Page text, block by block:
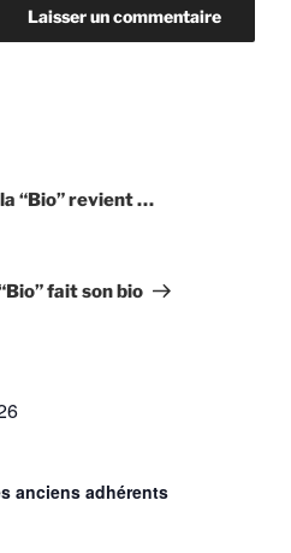
“Bio” revient …
fait son bio
anciens adhérents